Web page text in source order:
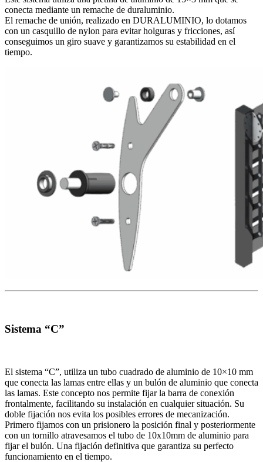
conecta mediante un remache de duraluminio.
El remache de unión, realizado en DURALUMINIO, lo dotamos
con un casquillo de nylon para evitar holguras y fricciones, así
conseguimos un giro suave y garantizamos su estabilidad en el
tiempo.
Sistema “C”
El sistema “C”, utiliza un tubo cuadrado de aluminio de 10×10 mm
que conecta las lamas entre ellas y un bulón de aluminio que conecta
las lamas. Este concepto nos permite fijar la barra de conexión
frontalmente, facilitando su instalación en cualquier situación. Su
doble fijación nos evita los posibles errores de mecanización.
Primero fijamos con un prisionero la posición final y posteriormente
con un tornillo atravesamos el tubo de 10x10mm de aluminio para
fijar el bulón. Una fijación definitiva que garantiza su perfecto
funcionamiento en el tiempo.